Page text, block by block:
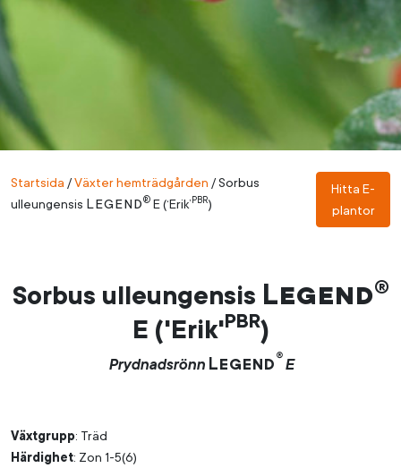
Startsida /Växter hemträdgården /Sorbus
ulleungensis Legend® E (‘Erik’ PBR)
Hitta E-
plantor
Sorbus ulleungensis Legend®
E ('Erik'PBR)
Prydnadsrönn Legend ®
E
Växtgrupp: Träd
Härdighet: Zon 1-5(6)